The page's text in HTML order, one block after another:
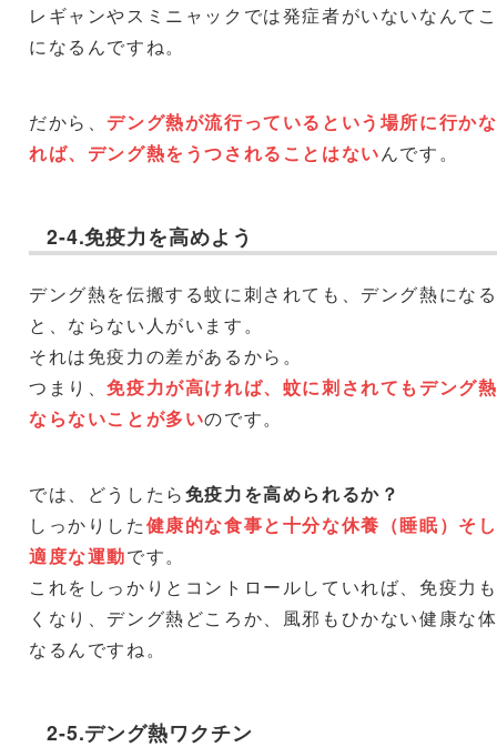
レギャンやスミニャックでは発症者がいないなんて
になるんですね。
だから、 デング熱が流行っているという場所に行か
れば、デング熱をうつされることはないんです。
2-4.免疫力を高めよう
デング熱を伝搬する蚊に刺されても、デング熱にな
と、ならない人がいます。
それは免疫力の差があるから。
つまり、免疫力が高ければ、蚊に刺されてもデング
ならないことが多いのです。
では、どうしたら免疫力を高められるか？
しっかりした健康的な食事と十分な休養（睡眠）そ
適度な運動です。
これをしっかりとコントロールしていれば、免疫力
くなり、デング熱どころか、風邪もひかない健康な
なるんですね。
2-5.デング熱ワクチン